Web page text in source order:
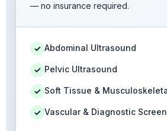
— no insurance required.
✓ Abdominal Ultrasound
✓ Pelvic Ultrasound
✓ Soft Tissue &
✓ Vascular & Diagnostic